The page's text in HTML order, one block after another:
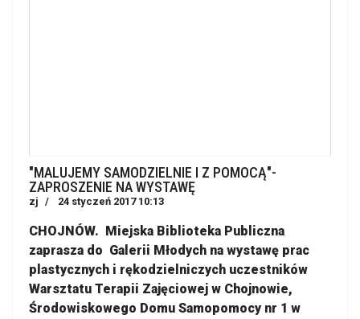
"MALUJEMY SAMODZIELNIE I Z POMOCĄ"-
ZAPROSZENIE NA WYSTAWĘ
zj 24 styczeń 2017 10:13
CHOJNÓW. Miejska Biblioteka Publiczna
zaprasza do Galerii Młodych na wystawę prac
plastycznych i rękodzielniczych uczestników
Warsztatu Terapii Zajęciowej w Chojnowie,
Środowiskowego Domu Samopomocy nr 1 w